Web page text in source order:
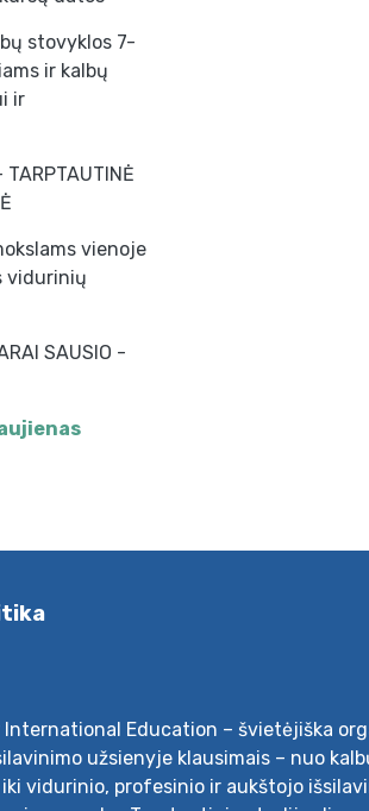
stovyklos 7-
ir kalbų
ir
vienoje
vidurinių
SAUSIO -
Education – švietėjiška
užsienyje klausimais – nuo
vidurinio, profesinio ir aukštojo